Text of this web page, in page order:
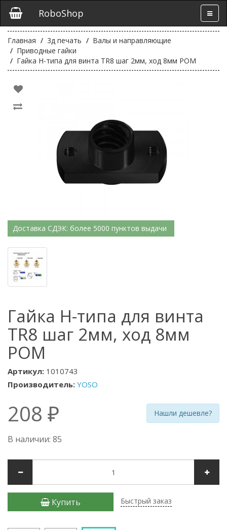
RoboShop
Главная 3д печать
Валы и направляющие
Приводные гайки
Гайка Н-типа для винта TR8 шаг 2мм, ход 8мм POM
Доставка СДЭК: более 5000 пунктов выдачи
Гайка Н-типа для винта
TR8 шаг 2мм, ход 8мм
POM
Артикул: 1010743
Производитель: YOSO
208 ₽ Нашли дешевле?
В наличии: 85
Купить Быстрый заказ